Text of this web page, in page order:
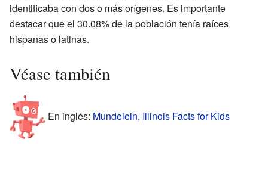
identificaba con dos o más orígenes. Es importante
destacar que el 30.08% de la población tenía raíces
hispanas o latinas.
Véase también
En inglés: Mundelein, Illinois Facts for Kids